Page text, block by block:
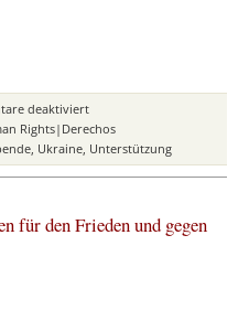
deaktiviertfür
Jetzt
spenden:
Spendenaufruf
Menschen
Rights|Derechos
, Ukraine, Unterstützung
für den Frieden und gegen